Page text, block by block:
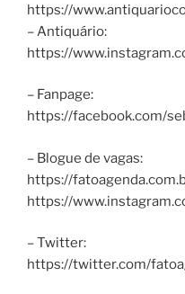
https://
– Antiquário:
https://
– Fanpage:
https://facebook.com/
– Blogue de vagas:
https://
https://
– Twitter:
https://twitter.com/